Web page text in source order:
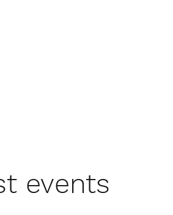
events